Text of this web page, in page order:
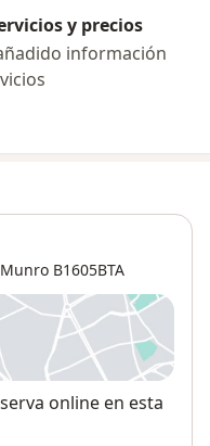
y precios
información
Munro B1605BTA
en una nueva
online en esta